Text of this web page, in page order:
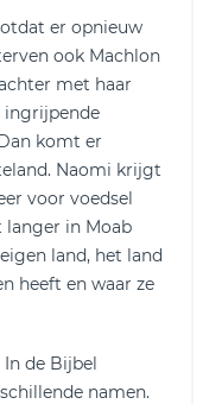
er opnieuw
ook Machlon
met haar
ingrijpende
komt er
Naomi krijgt
voor voedsel
langer in Moab
land, het land
heeft en waar ze
de Bijbel
namen.